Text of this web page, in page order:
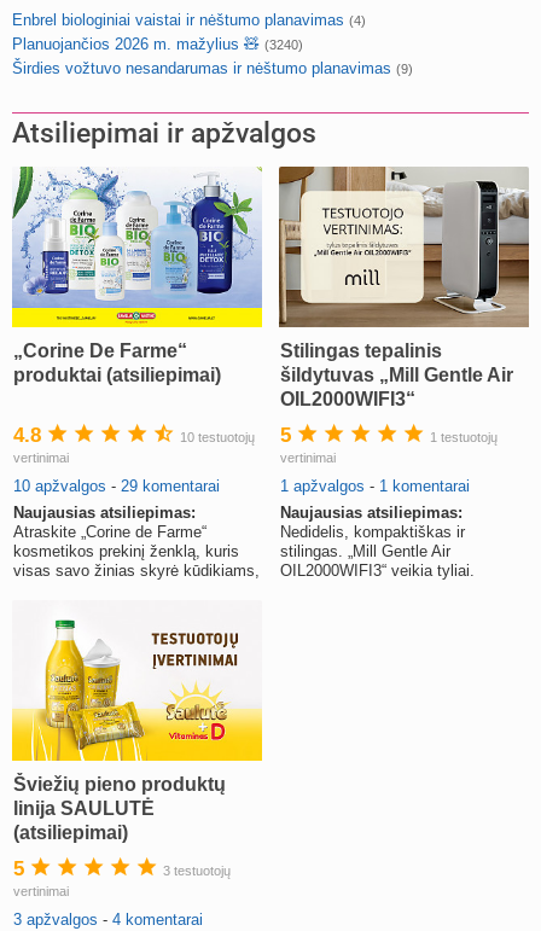
Enbrel biologiniai vaistai ir nėštumo planavimas (4)
Planuojančios 2026 m. mažylius 🧸 (3240)
Širdies vožtuvo nesandarumas ir nėštumo planavimas (9)
Atsiliepimai ir apžvalgos
„Corine De Farme“
produktai (atsiliepimai)
4.8
10 testuotojų
vertinimai
10 apžvalgos - 29 komentarai
Naujausias atsiliepimas:
Atraskite „Corine de Farme“
kosmetikos prekinį ženklą, kuris
visas savo žinias skyrė kūdikiams,
Stilingas tepalinis
šildytuvas „Mill Gentle Air
OIL2000WIFI3“
5
1 testuotojų
vertinimai
1 apžvalgos - 1 komentarai
Naujausias atsiliepimas:
Nedidelis, kompaktiškas ir
stilingas. „Mill Gentle Air
OIL2000WIFI3“ veikia tyliai.
Šviežių pieno produktų
linija SAULUTĖ
(atsiliepimai)
5
3 testuotojų
vertinimai
3 apžvalgos - 4 komentarai